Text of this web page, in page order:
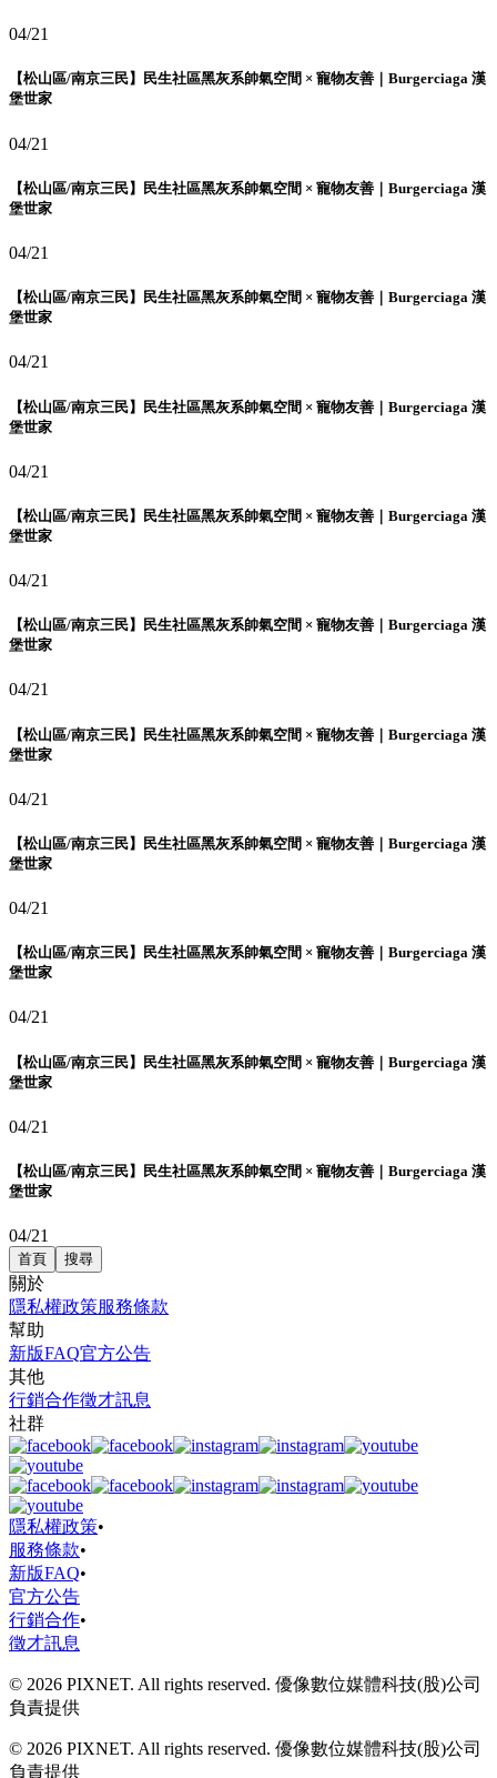
04/21
【松山區/南京三民】民生社區黑灰系帥氣空間 × 寵物友善｜Burgerciaga 漢
堡世家
04/21
【松山區/南京三民】民生社區黑灰系帥氣空間 × 寵物友善｜Burgerciaga 漢
堡世家
04/21
【松山區/南京三民】民生社區黑灰系帥氣空間 × 寵物友善｜Burgerciaga 漢
堡世家
04/21
【松山區/南京三民】民生社區黑灰系帥氣空間 × 寵物友善｜Burgerciaga 漢
堡世家
04/21
【松山區/南京三民】民生社區黑灰系帥氣空間 × 寵物友善｜Burgerciaga 漢
堡世家
04/21
【松山區/南京三民】民生社區黑灰系帥氣空間 × 寵物友善｜Burgerciaga 漢
堡世家
04/21
【松山區/南京三民】民生社區黑灰系帥氣空間 × 寵物友善｜Burgerciaga 漢
堡世家
04/21
【松山區/南京三民】民生社區黑灰系帥氣空間 × 寵物友善｜Burgerciaga 漢
堡世家
04/21
【松山區/南京三民】民生社區黑灰系帥氣空間 × 寵物友善｜Burgerciaga 漢
堡世家
04/21
【松山區/南京三民】民生社區黑灰系帥氣空間 × 寵物友善｜Burgerciaga 漢
堡世家
04/21
【松山區/南京三民】民生社區黑灰系帥氣空間 × 寵物友善｜Burgerciaga 漢
堡世家
04/21
首頁 搜尋
關於
隱私權政策服務條款
幫助
新版FAQ官方公告
其他
行銷合作徵才訊息
社群
隱私權政策•
服務條款•
新版FAQ•
官方公告
行銷合作•
徵才訊息
© 2026 PIXNET. All rights reserved. 優像數位媒體科技(股)公司
負責提供
© 2026 PIXNET. All rights reserved. 優像數位媒體科技(股)公司
負責提供